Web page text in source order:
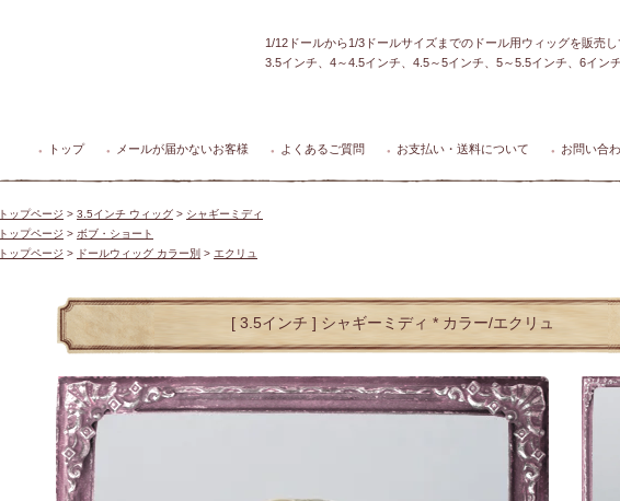
1/12ドールから1/3ドールサイズまでのドール用ウィッグを販売
3.5インチ、4～4.5インチ、4.5～5インチ、5～5.5インチ、6イン
● トップ ● メールが届かないお客様 ● よくあるご質問 ● お支払い・送料について ● お問い合
トップページ > 3.5インチ ウィッグ > シャギーミディ
トップページ > ボブ・ショート
トップページ > ドールウィッグ カラー別 > エクリュ
[ 3.5インチ ] シャギーミディ * カラー/エクリュ